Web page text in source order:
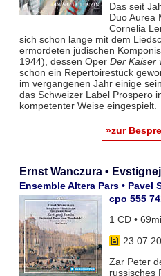
Das seit
Duo Aurea
Cornelia
sich schon lange mit dem
ermordeten jüdischen
1944), dessen Oper Der Kaiser
schon ein Repertoirestück
im vergangenen Jahr einige
das Schweizer Label Prospero
kompetenter Weise eingespielt.
»zur
Ernst Wanczura •
Ensemble Altera Pars • Pavel
cpo 555
1 CD •
Zar Peter
russisches